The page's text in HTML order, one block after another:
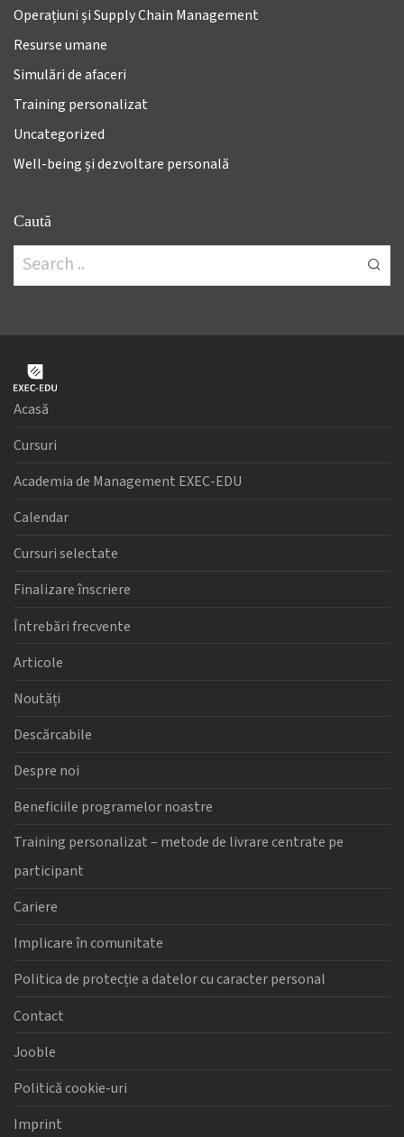
Operațiuni și Supply Chain Management
Resurse umane
Simulări de afaceri
Training personalizat
Uncategorized
Well-being și dezvoltare personală
Caută
Acasă
Cursuri
Academia de Management EXEC-EDU
Calendar
Cursuri selectate
Finalizare înscriere
Întrebări frecvente
Articole
Noutăți
Descărcabile
Despre noi
Beneficiile programelor noastre
Training personalizat – metode de livrare centrate pe
participant
Cariere
Implicare în comunitate
Politica de protecție a datelor cu caracter personal
Contact
Jooble
Politică cookie-uri
Imprint